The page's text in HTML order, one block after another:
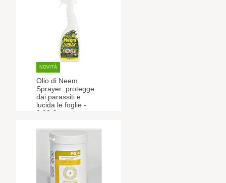
NOVITÀ
Olio di Neem
Sprayer: protegge
dai parassiti e
lucida le foglie -
9,90 €